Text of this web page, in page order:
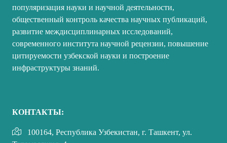
популяризация науки и научной деятельности,
общественный контроль качества научных публикаций,
развитие междисциплинарных исследований,
современного института научной рецензии, повышение
цитируемости узбекской науки и построение
инфраструктуры знаний.
КОНТАКТЫ:
100164, Республика Узбекистан, г. Ташкент, ул.